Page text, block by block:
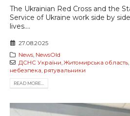
The Ukrainian Red Cross and the
Service of Ukraine work side by
lives....
27.08.2025
News, NewsOld
ДСНС України, Житомирська область,
небезпека, рятувальники
READ MORE...